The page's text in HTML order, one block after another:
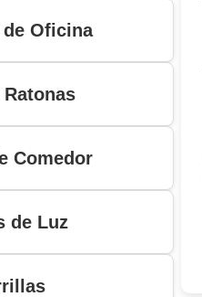
de Oficina
Ratonas
Comedor
de Luz